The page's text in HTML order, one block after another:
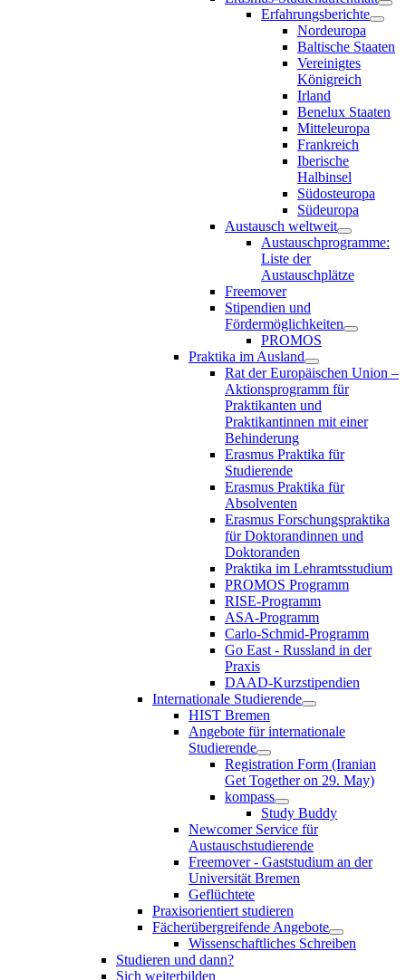
Erfahrungsberichte
Nordeuropa
Baltische Staaten
Vereinigtes
Königreich
Irland
Benelux Staaten
Mitteleuropa
Frankreich
Iberische
Halbinsel
Südosteuropa
Südeuropa
Austausch weltweit
Austauschprogramme:
Liste der
Austauschplätze
Freemover
Stipendien und
Fördermöglichkeiten
PROMOS
Praktika im Ausland
Rat der Europäischen Union –
Aktionsprogramm für
Praktikanten und
Praktikantinnen mit einer
Behinderung
Erasmus Praktika für
Studierende
Erasmus Praktika für
Absolventen
Erasmus Forschungspraktika
für Doktorandinnen und
Doktoranden
Praktika im Lehramtsstudium
PROMOS Programm
RISE-Programm
ASA-Programm
Carlo-Schmid-Programm
Go East - Russland in der
Praxis
DAAD-Kurzstipendien
Internationale Studierende
HIST Bremen
Angebote für internationale
Studierende
Registration Form (Iranian
Get Together on 29. May)
kompass
Study Buddy
Newcomer Service für
Austauschstudierende
Freemover - Gaststudium an der
Universität Bremen
Geflüchtete
Praxisorientiert studieren
Fächerübergreifende Angebote
Wissenschaftliches Schreiben
Studieren und dann?
Sich weiterbilden